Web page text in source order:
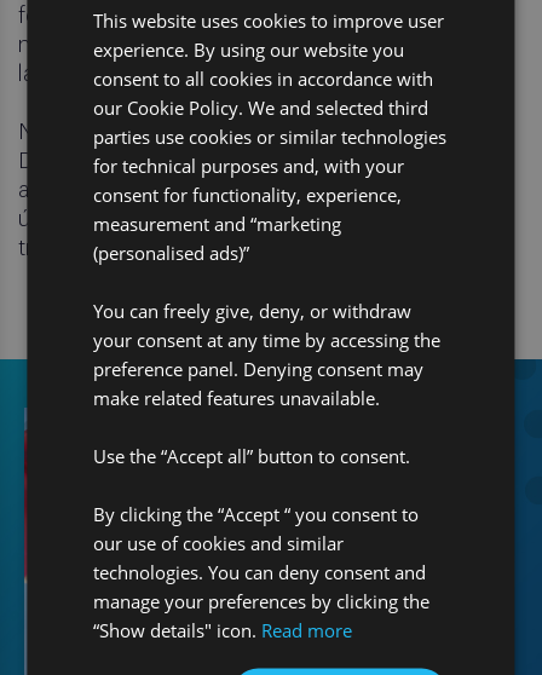
formación de renombre para desarrollar en
nuestros empleados habilidades personales y
laborales.
Nuestro equipo interno de Aprendizaje y
Desarrollo fomenta el desarrollo de los empleados
a través de una plataforma de aprendizaje de
última generación y un marco profesional claro y
transparente.
This website uses cookies to improve user
experience. By using our website you
consent to all cookies in accordance with
our Cookie Policy. We and selected third
parties use cookies or similar technologies
for technical purposes and, with your
consent for functionality, experience,
measurement and “marketing
(personalised ads)”
You can freely give, deny, or withdraw
your consent at any time by accessing the
preference panel. Denying consent may
make related features unavailable.
Use the “Accept all” button to consent.
By clicking the “Accept “ you consent to
our use of cookies and similar
technologies. You can deny consent and
manage your preferences by clicking the
“Show details" icon. Read more